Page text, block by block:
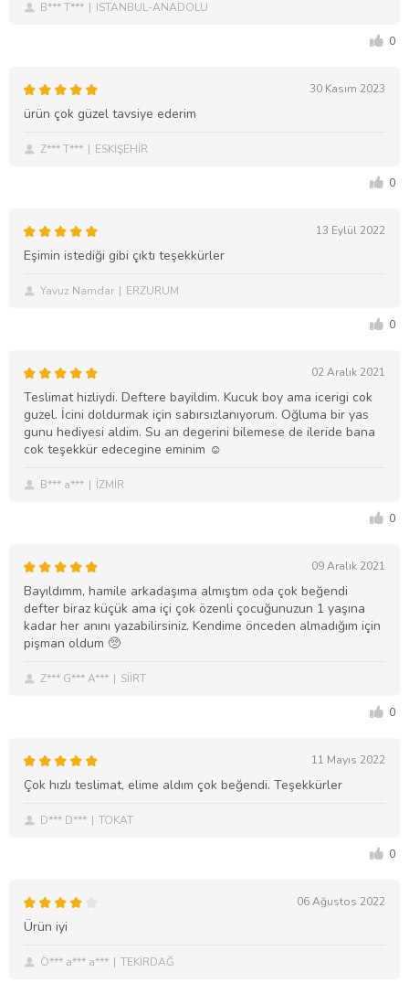
B*** T*** ISTANBUL-ANADOLU
0
30 Kasım 2023
ürün çok güzel tavsiye ederim
Z*** T*** ESKİŞEHİR
0
13 Eylül 2022
Eşimin istediği gibi çıktı teşekkürler
Yavuz Namdar ERZURUM
0
02 Aralık 2021
Teslimat hizliydi. Deftere bayildim. Kucuk boy ama icerigi cok
guzel. İcini doldurmak için sabırsızlanıyorum. Oğluma bir yas
gunu hediyesi aldim. Su an degerini bilemese de ileride bana
cok teşekkür edecegine eminim ☺️
B*** a*** İZMİR
0
09 Aralık 2021
Bayıldımm, hamile arkadaşıma almıştım oda çok beğendi
defter biraz küçük ama içi çok özenli çocuğunuzun 1 yaşına
kadar her anını yazabilirsiniz. Kendime önceden almadığım için
pişman oldum 🥺
Z*** G*** A*** SİİRT
0
11 Mayıs 2022
Çok hızlı teslimat, elime aldım çok beğendi. Teşekkürler
D*** D*** TOKAT
0
06 Ağustos 2022
Ürün iyi
Ö*** a*** a*** TEKİRDAĞ